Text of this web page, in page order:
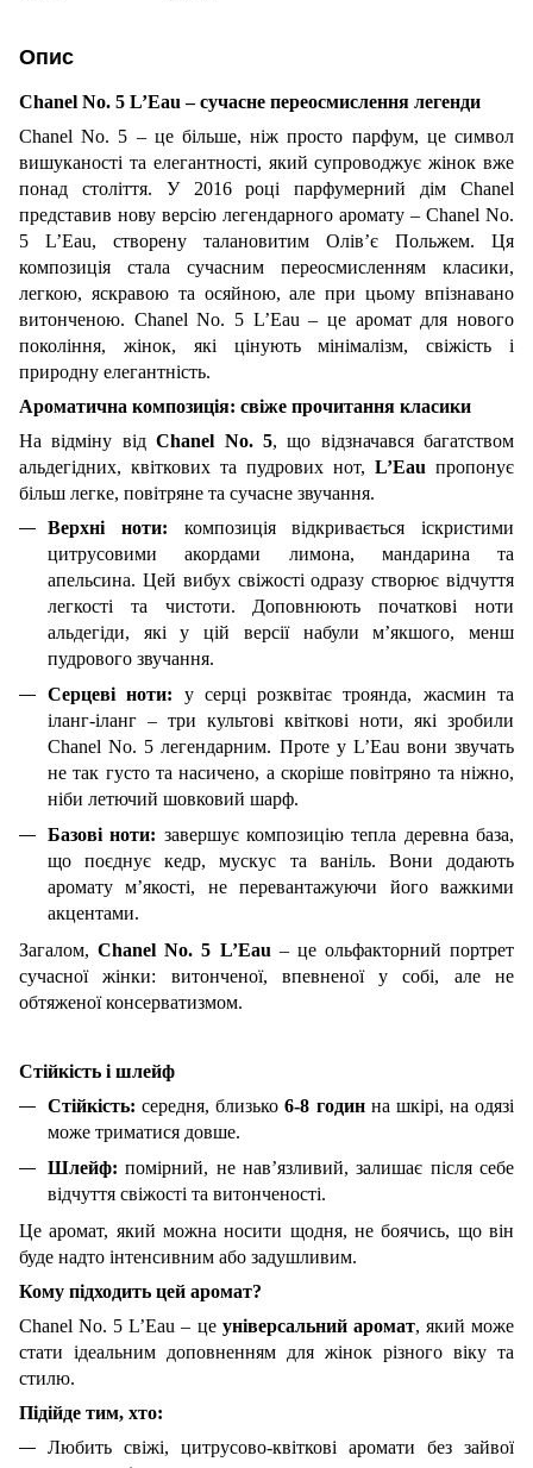
Опис
Chanel No. 5 L’Eau – сучасне переосмислення легенди
Chanel No. 5 – це більше, ніж просто парфум, це символ
вишуканості та елегантності, який супроводжує жінок вже
понад століття. У 2016 році парфумерний дім Chanel
представив нову версію легендарного аромату – Chanel No.
5 L’Eau, створену талановитим Олів’є Польжем. Ця
композиція стала сучасним переосмисленням класики,
легкою, яскравою та осяйною, але при цьому впізнавано
витонченою. Chanel No. 5 L’Eau – це аромат для нового
покоління, жінок, які цінують мінімалізм, свіжість і
природну елегантність.
Ароматична композиція: свіже прочитання класики
На відміну відChanel No. 5, що відзначався багатством
альдегідних, квіткових та пудрових нот, L’Eau пропонує
більш легке, повітряне та сучасне звучання.
Верхні ноти: композиція відкривається іскристими
цитрусовими акордами лимона, мандарина та
апельсина. Цей вибух свіжості одразу створює відчуття
легкості та чистоти. Доповнюють початкові ноти
альдегіди, які у цій версії набули м’якшого, менш
пудрового звучання.
Серцеві ноти: у серці розквітає троянда, жасмин та
іланг-іланг – три культові квіткові ноти, які зробили
Chanel No. 5 легендарним. Проте у L’Eau вони звучать
не так густо та насичено, а скоріше повітряно та ніжно,
ніби летючий шовковий шарф.
Базові ноти: завершує композицію тепла деревна база,
що поєднує кедр, мускус та ваніль. Вони додають
аромату м’якості, не перевантажуючи його важкими
акцентами.
Загалом,Chanel No. 5 L’Eau – це ольфакторний портрет
сучасної жінки: витонченої, впевненої у собі, але не
обтяженої консерватизмом.
Стійкість і шлейф
Стійкість: середня, близько6-8 годинна шкірі, на одязі
може триматися довше.
Шлейф: помірний, не нав’язливий, залишає після себе
відчуття свіжості та витонченості.
Це аромат, який можна носити щодня, не боячись, що він
буде надто інтенсивним або задушливим.
Кому підходить цей аромат?
Chanel No. 5 L’Eau – це універсальний аромат, який може
стати ідеальним доповненням для жінок різного віку та
стилю.
Підійде тим, хто:
Любить свіжі, цитрусово-квіткові аромати без зайвої